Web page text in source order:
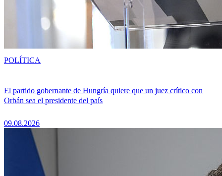
El partido gobernante de Hungría quiere que un juez crítico con
Orbán sea el presidente del país
09.08.2026
POLÍTICA